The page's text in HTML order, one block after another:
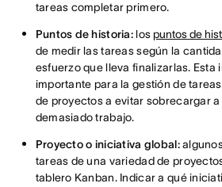
tareas completar primero.
Puntos de historia:lospuntos de
de medir las tareas según la
esfuerzo que lleva finalizarlas. Esta
importante para la gestión de
de proyectos a evitar sobrecargar
demasiado trabajo.
Proyecto o iniciativa global:
tareas de una variedad de
tablero Kanban. Indicar a qué